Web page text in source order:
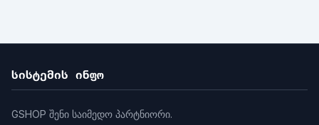
სისტემის ინფო
GSHOP შენი საიმედო პარტნიორი.